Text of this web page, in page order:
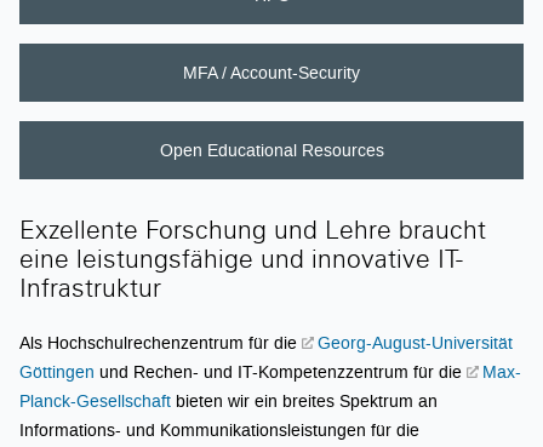
MFA / Account-Security
Open Educational Resources
Exzellente Forschung und Lehre braucht
eine leistungsfähige und innovative IT-
Infrastruktur
Als Hochschulrechenzentrum für die
Georg-August-Universität
Göttingen und Rechen- und IT-Kompetenzzentrum für die
Max-
Planck-Gesellschaft bieten wir ein breites Spektrum an
Informations- und Kommunikationsleistungen für die